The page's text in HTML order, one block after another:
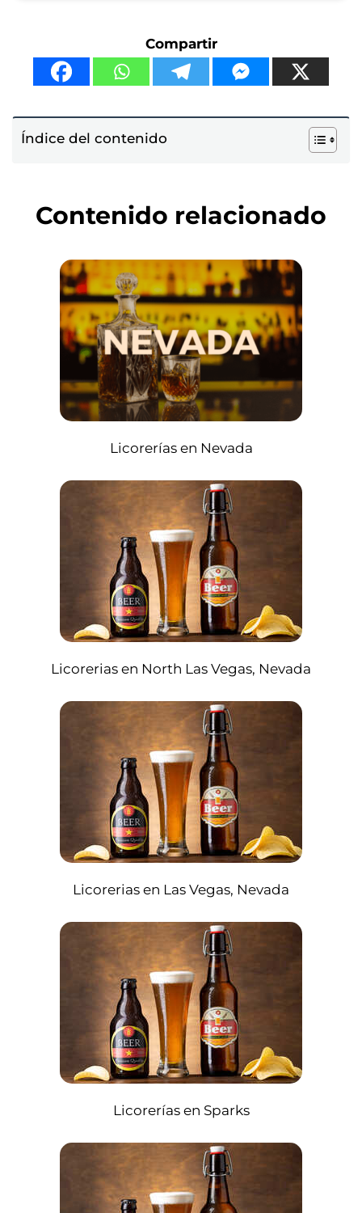
Compartir
Índice del contenido
Contenido relacionado
Licorerías en Nevada
Licorerias en North Las Vegas, Nevada
Licorerias en Las Vegas, Nevada
Licorerías en Sparks